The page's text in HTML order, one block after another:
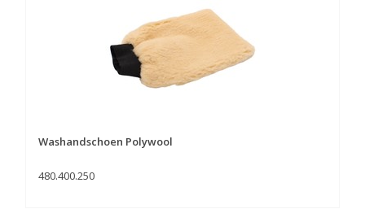
Washandschoen Polywool
480.400.250